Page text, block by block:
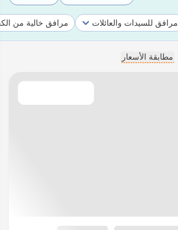
مرافق للسيدات والعائلات مرافق خالية من
مطابقة الأسعار